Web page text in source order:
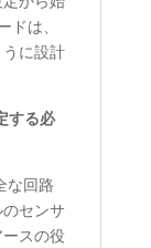
ドは、
に設計
する必
な回路
センサ
スの役